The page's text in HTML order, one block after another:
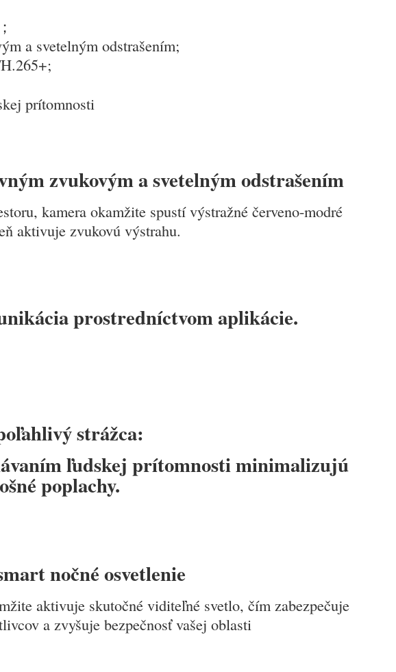
a svetelným odstrašením;
prítomnosti
zvukovým a svetelným odstrašením
kamera okamžite spustí výstražné červeno-modré
aktivuje zvukovú výstrahu.
prostredníctvom aplikácie.
strážca:
ľudskej prítomnosti minimalizujú
poplachy.
nočné osvetlenie
aktivuje skutočné viditeľné svetlo, čím zabezpečuje
a zvyšuje bezpečnosť vašej oblasti